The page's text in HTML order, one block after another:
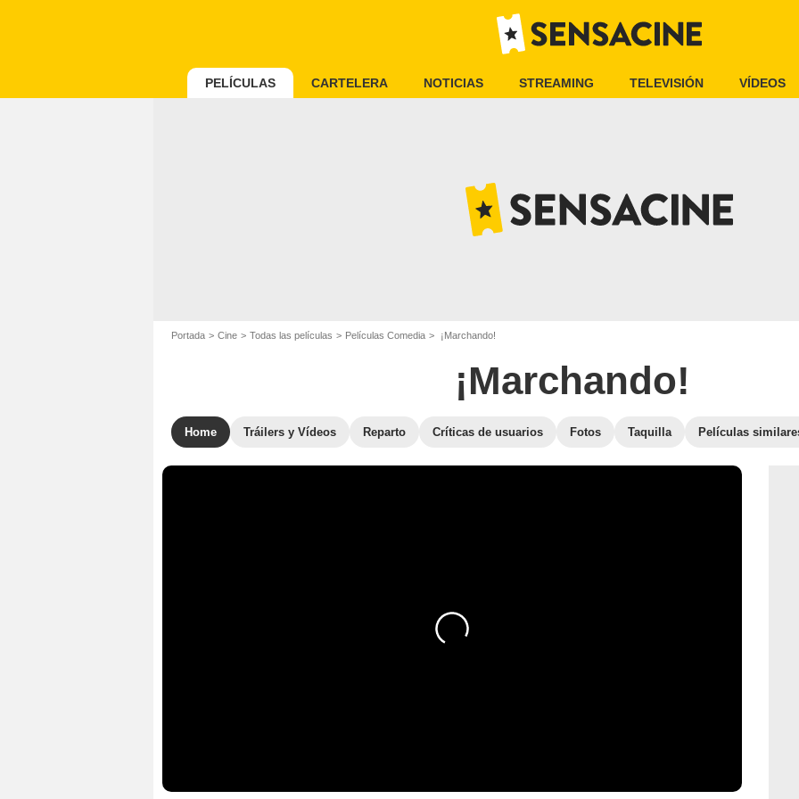
PELÍCULAS CARTELERA NOTICIAS STREAMING TELEVISIÓN VÍDEOS
Portada Cine Todas las películas Películas Comedia ¡Marchando!
¡Marchando!
Home Tráilers y Vídeos Reparto Críticas de usuarios Fotos Taquilla Películas